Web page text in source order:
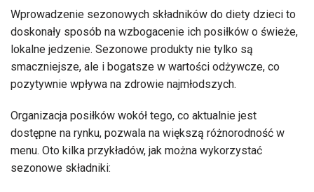
Wprowadzenie sezonowych składników do diety dzieci to
doskonały sposób na wzbogacenie ich posiłków o świeże,
lokalne jedzenie. Sezonowe produkty nie tylko są
smaczniejsze, ale i bogatsze w wartości odżywcze, co
pozytywnie wpływa na zdrowie najmłodszych.
Organizacja posiłków wokół tego, co aktualnie jest
dostępne na rynku, pozwala na większą różnorodność w
menu. Oto kilka przykładów, jak można wykorzystać
sezonowe składniki: